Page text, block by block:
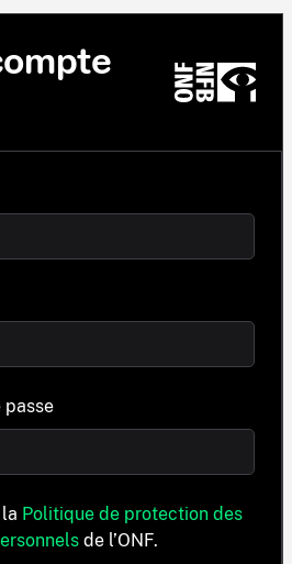
passe
Politique de protection des
de l’ONF.